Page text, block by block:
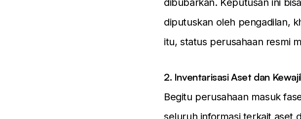
dibubarkan. Keputusan ini
diputuskan oleh pengadilan,
itu, status perusahaan resmi
2. Inventarisasi Aset dan
Begitu perusahaan masuk
seluruh informasi terkait aset